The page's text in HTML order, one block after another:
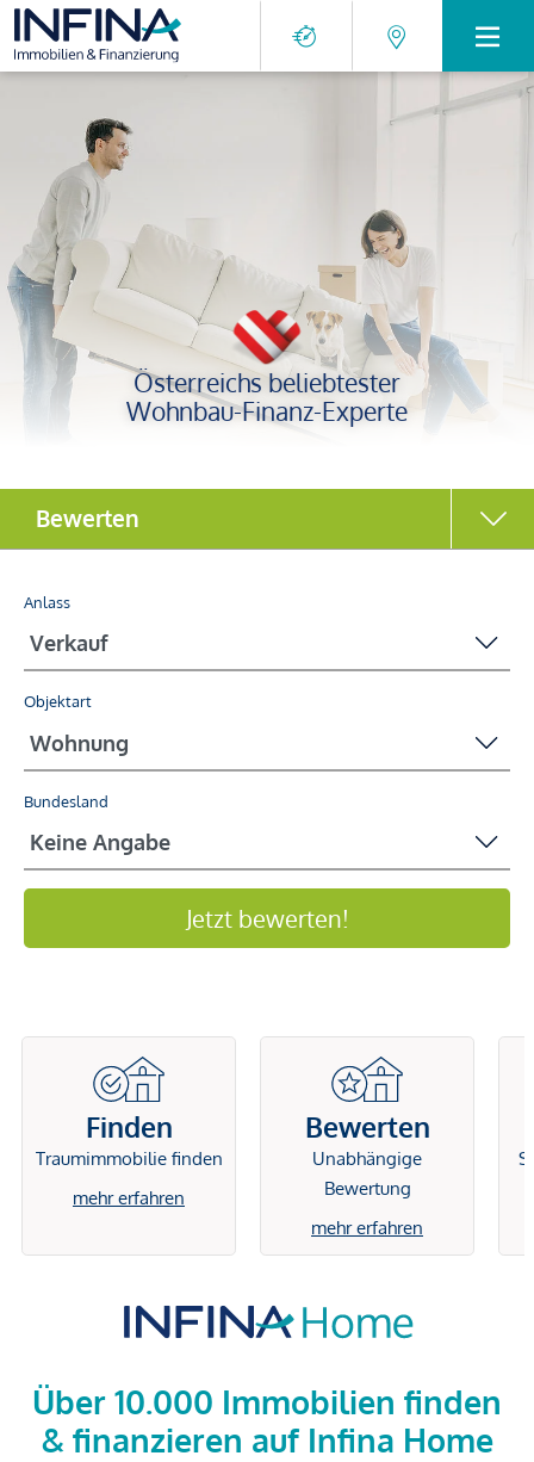
Österreichs beliebtester
Wohnbau-Finanz-Experte
Anlass
Objektart
Bundesland
Jetzt bewerten!
Bewerten
Finden
Traumimmobilie finden
mehr erfahren
Bewerten
Unabhängige
Bewertung
mehr erfahren
Über 10.000 Immobilien finden
& finanzieren auf Infina Home